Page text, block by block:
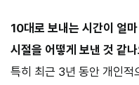
10대로 보내는 시간이 얼
시절을 어떻게 보낸 것 같
특히 최근 3년 동안 개인적